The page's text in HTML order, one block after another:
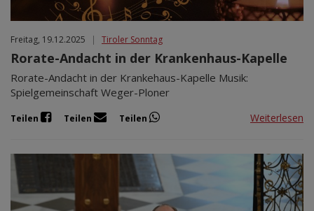
Freitag, 19.12.2025 | Tiroler Sonntag
Rorate-Andacht in der Krankenhaus-Kapelle
Rorate-Andacht in der Krankehaus-Kapelle Musik:
Spielgemeinschaft Weger-Ploner
Teilen Teilen Teilen Weiterlesen